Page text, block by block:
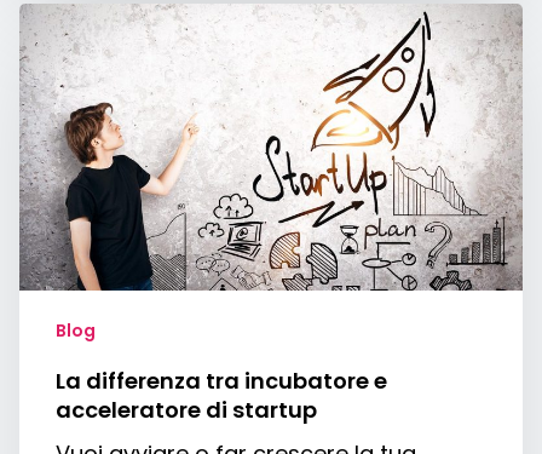
La
differenza
tra
incubatore
e
acceleratore
di
startup
Blog
La differenza tra incubatore e
acceleratore di startup